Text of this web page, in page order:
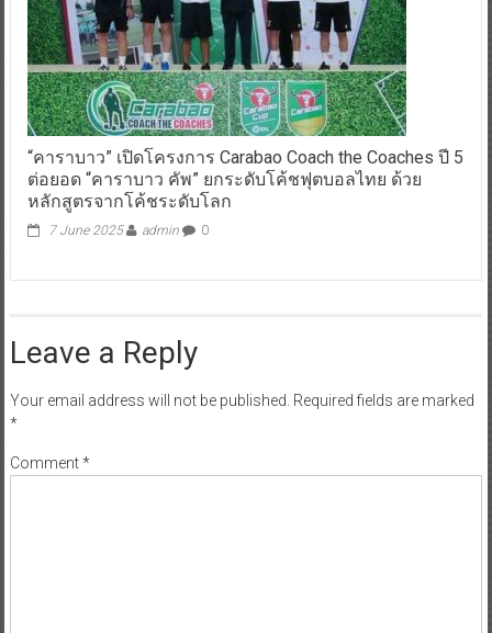
“คาราบาว” เปิดโครงการ Carabao Coach the Coaches ปี 5
ต่อยอด “คาราบาว คัพ” ยกระดับโค้ชฟุตบอลไทย ด้วย
หลักสูตรจากโค้ชระดับโลก
7 June 2025 admin 0
Leave a Reply
Your email address will not be published. Required fields are marked
*
Comment*